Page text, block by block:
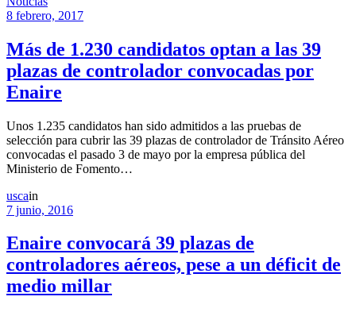
8 febrero, 2017
Más de 1.230 candidatos optan a las 39
plazas de controlador convocadas por
Enaire
Unos 1.235 candidatos han sido admitidos a las pruebas de
selección para cubrir las 39 plazas de controlador de Tránsito Aéreo
convocadas el pasado 3 de mayo por la empresa pública del
Ministerio de Fomento…
uscain
7 junio, 2016
Enaire convocará 39 plazas de
controladores aéreos, pese a un déficit de
medio millar